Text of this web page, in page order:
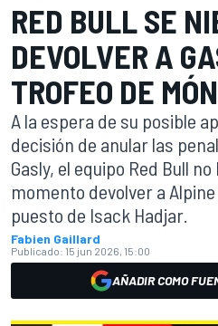
RED BULL SE
DEVOLVER A
TROFEO DE
A la espera de su posible
decisión de anular las
Gasly, el equipo Red Bull
momento devolver a
puesto de Isack Hadjar.
Fabien Gaillard
Publicado: 15 jun 2026, 15:00
AÑADIR COMO